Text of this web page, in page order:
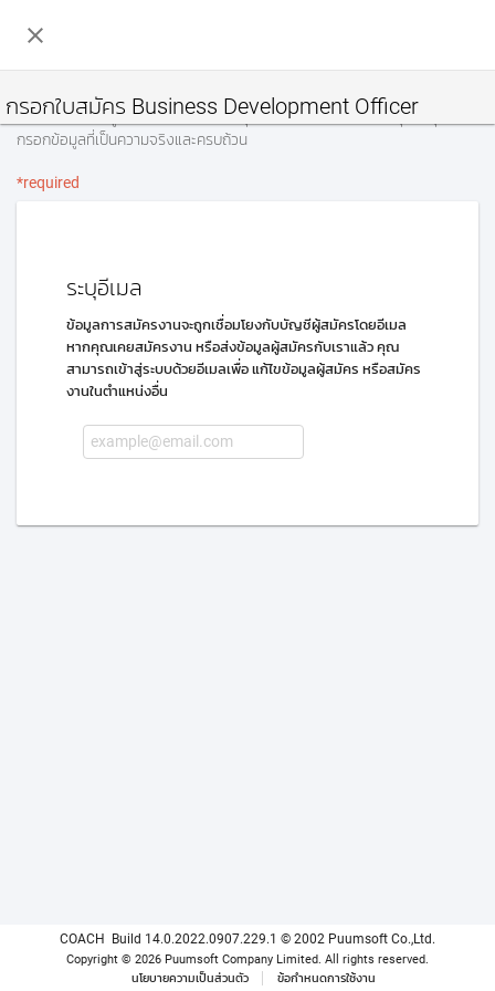
close
กรอกใบสมัคร Business Development Officer
เริ่มต้นกรอกข้อมูล บอกเราเกี่ยวกับตัวคุณ เพื่อประหยัดเวลาของคุณ กรุณา
กรอกข้อมูลที่เป็นความจริงและครบถ้วน
*required
ระบุอีเมล
ข้อมูลการสมัครงานจะถูกเชื่อมโยงกับบัญชีผู้สมัครโดยอีเมล
หากคุณเคยสมัครงาน หรือส่งข้อมูลผู้สมัครกับเราแล้ว คุณ
สามารถเข้าสู่ระบบด้วยอีเมลเพื่อ แก้ไขข้อมูลผู้สมัคร หรือสมัคร
งานในตำแหน่งอื่น
COACH Build 14.0.2022.0907.229.1 © 2002 Puumsoft Co.,Ltd.
Copyright © 2026 Puumsoft Company Limited. All rights reserved.
นโยบายความเป็นส่วนตัว
ข้อกำหนดการใช้งาน